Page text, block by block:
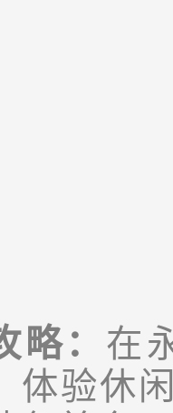
略： 在
体验休